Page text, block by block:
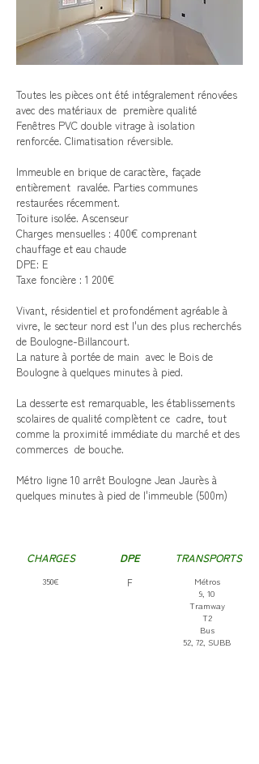
Toutes les pièces ont été intégralement rénovées
avec des matériaux de première qualité
Fenêtres PVC double vitrage à isolation
renforcée. Climatisation réversible.
Immeuble en brique de caractère, façade
entièrement ravalée. Parties communes
restaurées récemment.
Toiture isolée. Ascenseur
Charges mensuelles : 400€ comprenant
chauffage et eau chaude
DPE: E
Taxe foncière : 1 200€
Vivant, résidentiel et profondément agréable à
vivre, le secteur nord est l'un des plus recherchés
de Boulogne-Billancourt.
La nature à portée de main avec le Bois de
Boulogne à quelques minutes à pied.
La desserte est remarquable, les établissements
scolaires de qualité complètent ce cadre, tout
comme la proximité immédiate du marché et des
commerces de bouche.
Métro ligne 10 arrêt Boulogne Jean Jaurès à
quelques minutes à pied de l'immeuble (500m)
CHARGES
350€
DPE
F
TRANSPORTS
Métros
9, 10
Tramway
T2
Bus
52, 72, SUBB